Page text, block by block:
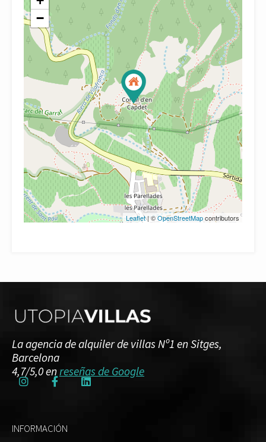
−
Leaflet| ©OpenStreetMapcontributors
La agencia de alquiler de villas Nº1 en Sitges,
Barcelona
4,7/5,0 enreseñas de Google
INFORMACIÓN